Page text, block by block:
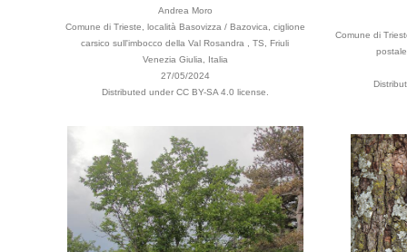
Andrea Moro
Comune di Trieste, località Basovizza / Bazovica, ciglione
carsico sull'imbocco della Val Rosandra , TS, Friuli
Venezia Giulia, Italia
27/05/2024
Distributed under CC BY-SA 4.0 license.
Comune di